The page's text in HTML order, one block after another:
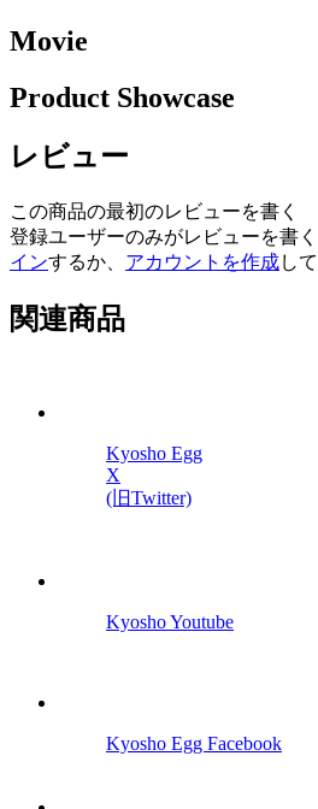
Movie
Product Showcase
レビュー
この商品の最初のレビューを書く
登録ユーザーのみがレビューを書
インするか、 アカウントを作成し
関連商品
Kyosho Egg
X
(旧Twitter)
Kyosho Youtube
Kyosho Egg Facebook